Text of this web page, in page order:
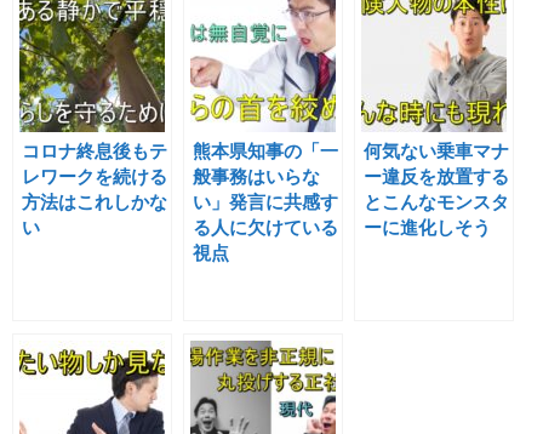
コロナ終息後もテ
レワークを続ける
方法はこれしかな
い
熊本県知事の「一
般事務はいらな
い」発言に共感す
る人に欠けている
視点
何気ない乗車マナ
ー違反を放置する
とこんなモンスタ
ーに進化しそう